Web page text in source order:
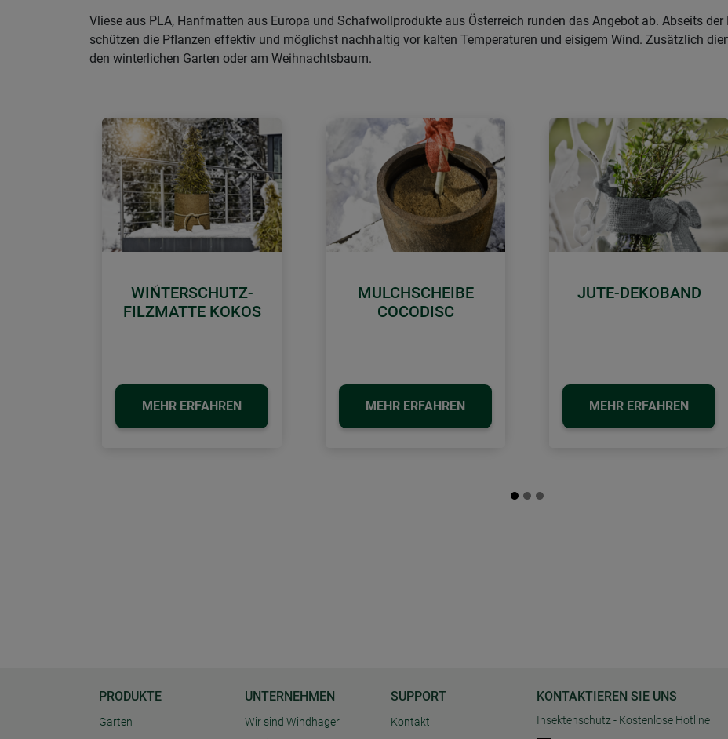
Vliese aus PLA, Hanfmatten aus Europa und Schafwollprodukte aus Österreich runden das Angebot ab. Abseits
schützen die Pflanzen effektiv und möglichst nachhaltig vor kalten Temperaturen und eisigem Wind. Zusätzlich
den winterlichen Garten oder am Weihnachtsbaum.
WINTERSCHUTZ-
FILZMATTE KOKOS
MEHR ERFAHREN
MULCHSCHEIBE
COCODISC
MEHR ERFAHREN
JUTE-DEKOBAND
MEHR ERFAHREN
Zurück
PRODUKTE
Garten
UNTERNEHMEN
Wir sind Windhager
SUPPORT
Kontakt
KONTAKTIEREN SIE UNS
Insektenschutz - Kostenlose Hotline